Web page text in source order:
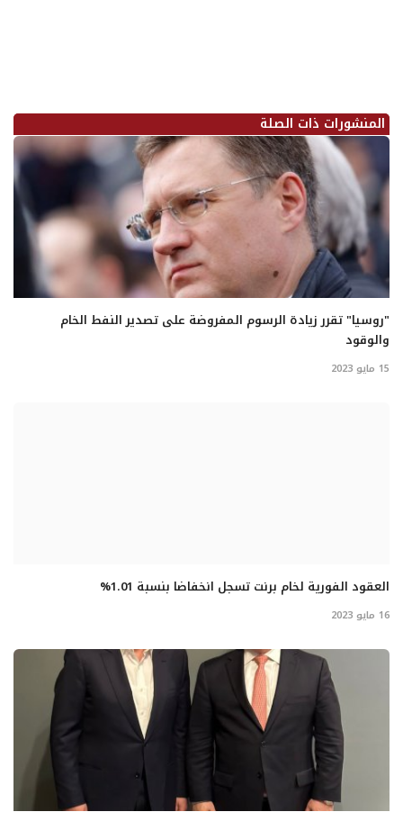
المنشورات ذات الصلة
"روسيا" تقرر زيادة الرسوم المفروضة على تصدير النفط الخام
والوقود
15 مايو 2023
العقود الفورية لخام برنت تسجل انخفاضا بنسبة 1.01%
16 مايو 2023